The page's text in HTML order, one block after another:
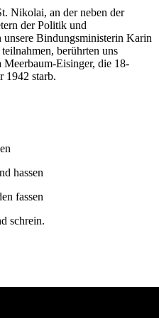
Nikolai, an der neben der
der Politik und
Bindungsministerin Karin
berührten uns
Meerbaum-Eisinger, die 18-
1942 starb.
hassen
fassen
schrein.